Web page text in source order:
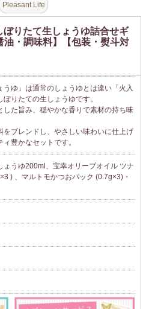
Pleasant Life
ぼりたて生しょうゆ詰合せギ
・調味料】【包装・熨斗対
ゆ」は通常のしょうゆとは違い「火入
りたての生しょうゆです。
た旨み、穏やかな香りで素材の持ち味
ブレンドし、やさしい味わいに仕上げ
豊かなセットです。
うゆ200ml、宝幸オリーブオイル ツナ
) 、マルトモかつおパック (0.7g×3)・